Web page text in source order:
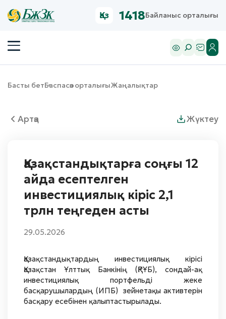
Қаз 1418Байланыс орталығы
Басты бетБаспасөз орталығыЖаңалықтар
Артқа Жүктеу
Қазақстандықтарға соңғы 12
айда есептелген
инвестициялық кіріс 2,1
трлн теңгеден асты
29.05.2026
Қазақстандықтардың инвестициялық кірісі
Қазақстан Ұлттық Банкінің (ҚРҰБ), сондай-ақ
инвестициялық портфельді жеке
басқарушылардың (ИПБ) зейнетақы активтерін
басқару есебінен қалыптастырылады.